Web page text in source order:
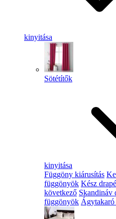
kinyitása
Sötétítők
kinyitása
Függöny kiárusítás
függönyök Kész
következő Skandináv
függönyök Ágytakaró